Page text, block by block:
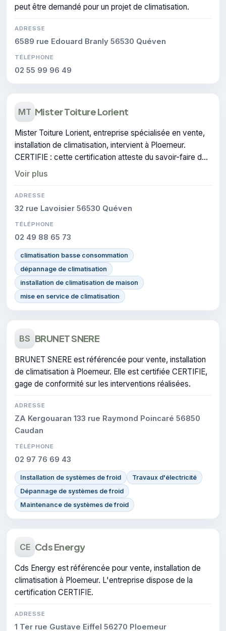
peut être demandé pour un projet de climatisation.
ADRESSE
6589 rue Edouard Branly 56530 Quéven
TÉLÉPHONE
02 55 99 96 49
MT Mister Toiture Lorient
Mister Toiture Lorient, entreprise spécialisée en vente,
installation de climatisation, intervient à Ploemeur.
CERTIFIE : cette certification atteste du savoir-faire de
l'entreprise.
Voir plus
ADRESSE
32 rue Lavoisier 56530 Quéven
TÉLÉPHONE
02 49 88 65 73
climatisation basse consommation
dépannage de climatisation
installation de climatisation de maison
mise en service de climatisation
BS BRUNET SNERE
BRUNET SNERE est référencée pour vente, installation
de climatisation à Ploemeur. Elle est certifiée CERTIFIE,
gage de conformité sur les interventions réalisées.
ADRESSE
ZA Kergouaran 133 rue Raymond Poincaré 56850
Caudan
TÉLÉPHONE
02 97 76 69 43
Installation de systèmes de froid
Travaux d'électricité
Dépannage de systèmes de froid
Maintenance de systèmes de froid
CE Cds Energy
Cds Energy est référencée pour vente, installation de
climatisation à Ploemeur. L'entreprise dispose de la
certification CERTIFIE.
ADRESSE
1 Ter rue Gustave Eiffel 56270 Ploemeur